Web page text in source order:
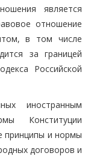
является
отношение
в том числе
за границей
Российской
иностранным
Конституции
принципы и нормы
договоров и